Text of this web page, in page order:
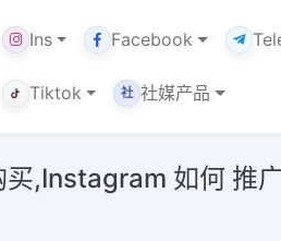
Ins Facebook
Tiktok 社 社媒产品
,Instagram 如何 推